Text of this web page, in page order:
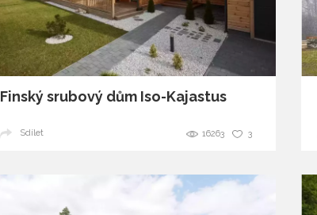
glamour
Finský srubový dům Iso-Kajastus
3
16263
Sdílet